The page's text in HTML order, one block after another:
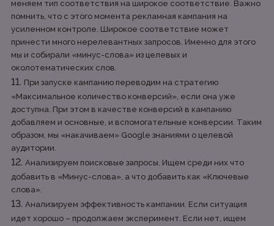
меняем тип соответствия на широкое соответствие. Важно
помнить, что с этого момента рекламная кампания на
усиленном контроле. Широкое соответствие может
принести много нерелевантных запросов. Именно для этого
мы и собирали «минус-слова» из целевых и
околотематических слов.
При запуске кампанию переводим на стратегию
«Максимальное количество конверсий», если она уже
доступна. При этом в качестве конверсий в кампанию
добавляем и основные, и вспомогательные конверсии. Таким
образом, мы «накачиваем» Google знаниями о целевой
аудитории.
Анализируем поисковые запросы. Ищем среди них что
добавить в «Минус-слова», а что добавить как «Ключевые
слова».
Анализируем эффективность кампании. Если ситуация
идет хорошо – продолжаем эксперимент. Если нет, ищем